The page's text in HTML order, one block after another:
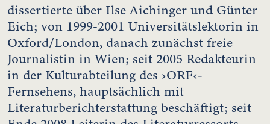
dissertierte über Ilse Aichinger und Günter
Eich; von 1999-2001 Universitätslektorin in
Oxford/London, danach zunächst freie
Journalistin in Wien; seit 2005 Redakteurin
in der Kulturabteilung des ›ORF‹-
Fernsehens, hauptsächlich mit
Literaturberichterstattung beschäftigt; seit